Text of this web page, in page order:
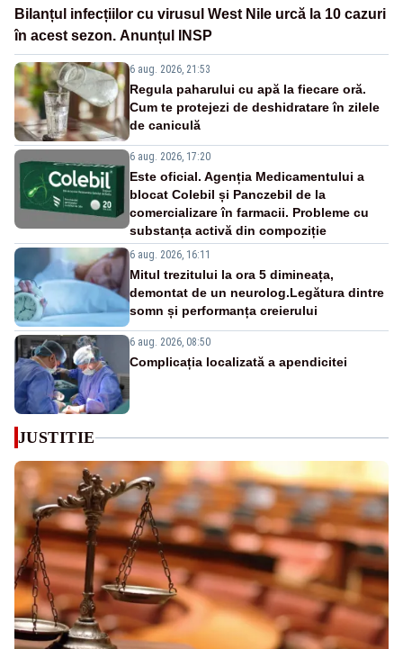
Bilanțul infecțiilor cu virusul West Nile urcă la 10 cazuri
în acest sezon. Anunțul INSP
6 aug. 2026, 21:53
Regula paharului cu apă la fiecare oră.
Cum te protejezi de deshidratare în zilele
de caniculă
6 aug. 2026, 17:20
Este oficial. Agenția Medicamentului a
blocat Colebil și Panczebil de la
comercializare în farmacii. Probleme cu
substanța activă din compoziție
6 aug. 2026, 16:11
Mitul trezitului la ora 5 dimineața,
demontat de un neurolog.Legătura dintre
somn și performanța creierului
6 aug. 2026, 08:50
Complicația localizată a apendicitei
JUSTITIE